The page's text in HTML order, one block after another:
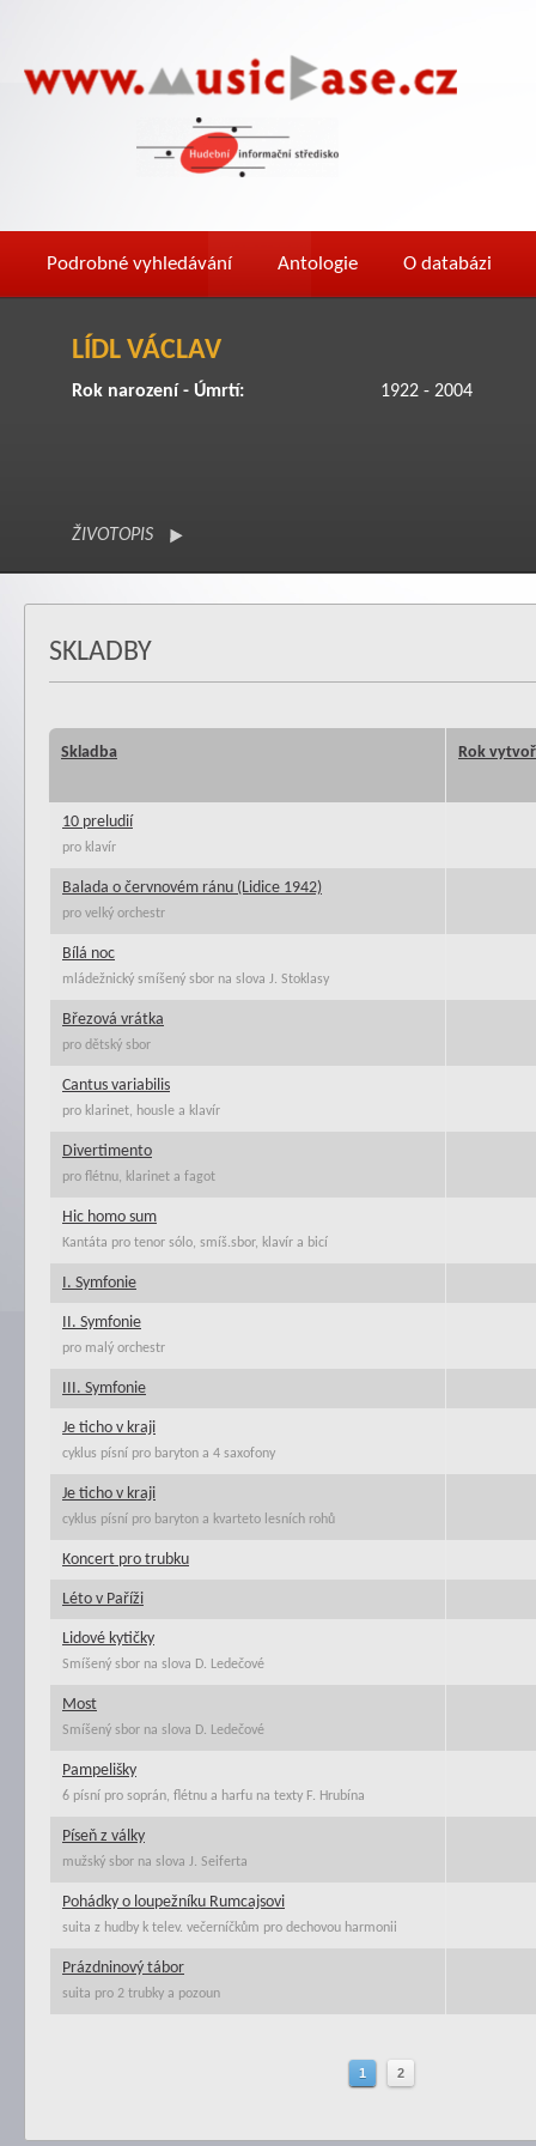
Podrobné vyhledávání Antologie O databázi
LÍDL VÁCLAV
Rok narození - Úmrtí: 1922 - 2004
ŽIVOTOPIS
SKLADBY
Skladba Rok
10 preludií
pro klavír
Balada o červnovém ránu (Lidice 1942)
pro velký orchestr
Bílá noc
mládežnický smíšený sbor na slova J. Stoklasy
Březová vrátka
pro dětský sbor
Cantus variabilis
pro klarinet, housle a klavír
Divertimento
pro flétnu, klarinet a fagot
Hic homo sum
Kantáta pro tenor sólo, smíš.sbor, klavír a bicí
I. Symfonie
II. Symfonie
pro malý orchestr
III. Symfonie
Je ticho v kraji
cyklus písní pro baryton a 4 saxofony
Je ticho v kraji
cyklus písní pro baryton a kvarteto lesních rohů
Koncert pro trubku
Léto v Paříži
Lidové kytičky
Smíšený sbor na slova D. Ledečové
Most
Smíšený sbor na slova D. Ledečové
Pampelišky
6 písní pro soprán, flétnu a harfu na texty F. Hrubína
Píseň z války
mužský sbor na slova J. Seiferta
Pohádky o loupežníku Rumcajsovi
suita z hudby k telev. večerníčkům pro dechovou harmonii
Prázdninový tábor
suita pro 2 trubky a pozoun
1 2